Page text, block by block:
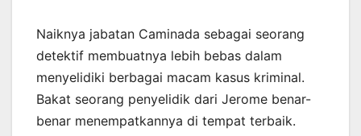
Naiknya jabatan Caminada sebagai seorang
detektif membuatnya lebih bebas dalam
menyelidiki berbagai macam kasus kriminal.
Bakat seorang penyelidik dari Jerome benar-
benar menempatkannya di tempat terbaik.